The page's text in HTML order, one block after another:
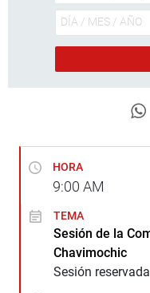
HORA
9:00 AM
TEMA
Sesión de la
Chavimochic
Sesión